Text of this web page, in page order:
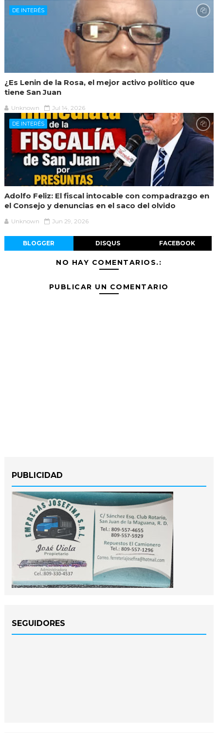
DE INTERÉS
¿Es Lenin de la Rosa, el mejor activo político que
tiene San Juan
Unknown Jul 14, 2026
DE INTERÉS
Adolfo Feliz: El fiscal intocable con compadrazgo en
el Consejo y denuncias en el saco del olvido
Unknown Jun 29, 2026
BLOGGER DISQUS FACEBOOK
NO HAY COMENTARIOS.:
PUBLICAR UN COMENTARIO
PUBLICIDAD
SEGUIDORES